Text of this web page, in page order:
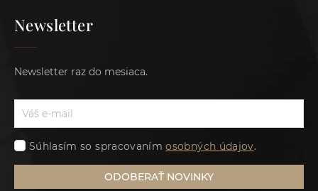
Newsletter
Newsletter raz do mesiaca.
Súhlasím so spracovanímosobných údajov.
ODOBERAŤ NOVINKY